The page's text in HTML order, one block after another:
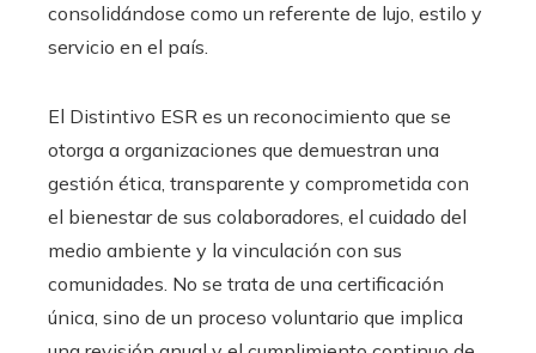
consolidándose como un referente de lujo, estilo y
servicio en el país.
El Distintivo ESR es un reconocimiento que se
otorga a organizaciones que demuestran una
gestión ética, transparente y comprometida con
el bienestar de sus colaboradores, el cuidado del
medio ambiente y la vinculación con sus
comunidades. No se trata de una certificación
única, sino de un proceso voluntario que implica